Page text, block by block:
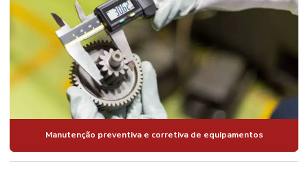
Manutenção preventiva e corretiva de equipamentos